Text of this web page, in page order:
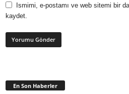
Ismimi, e-postamı ve web sitemi bir
kaydet.
En Son Haberler